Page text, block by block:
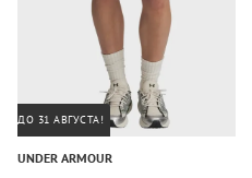
ДО 31 АВГУСТА!
UNDER ARMOUR